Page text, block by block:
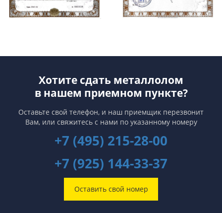
Хотите сдать металлолом
в нашем приемном пункте?
Оставьте свой телефон, и наш приемщик перезвонит
Вам, или свяжитесь с нами по указанному номеру
+7 (495) 215-28-00
+7 (925) 144-33-37
Оставить свой номер